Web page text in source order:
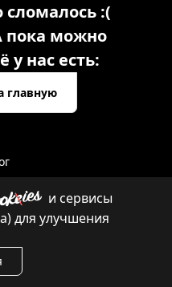
сломалось :(
пока можно
у нас есть:
главную
и сервисы
для улучшения